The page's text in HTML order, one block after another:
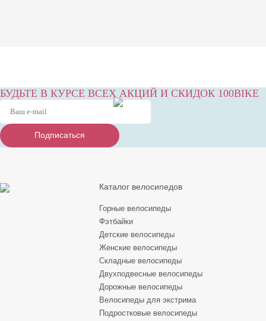
БУДЬТЕ В КУРСЕ ВСЕХ АКЦИЙ И СКИДОК 100BIKE
Подписаться
Подписаться
Подписаться
Каталог велосипедов
Горные велосипеды
Фэтбайки
Детские велосипеды
Женские велосипеды
Складные велосипеды
Двухподвесные велосипеды
Дорожные велосипеды
Велосипеды для экстрима
Подростковые велосипеды